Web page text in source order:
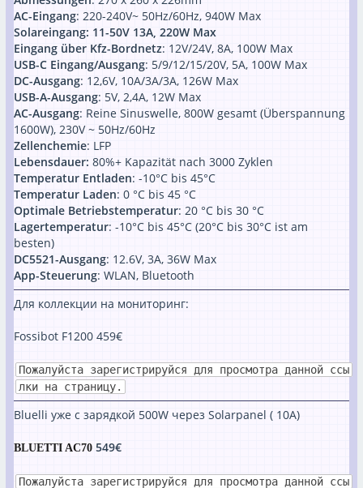
AC-Eingang: 220-240V~ 50Hz/60Hz, 940W Max
Solareingang: 11-50V 13A, 220W Max
Eingang über Kfz-Bordnetz: 12V/24V, 8A, 100W Max
USB-C Eingang/Ausgang: 5/9/12/15/20V, 5A, 100W Max
DC-Ausgang: 12,6V, 10A/3A/3A, 126W Max
USB-A-Ausgang: 5V, 2,4A, 12W Max
AC-Ausgang: Reine Sinuswelle, 800W gesamt (Überspannung
1600W), 230V ~ 50Hz/60Hz
Zellenchemie: LFP
Lebensdauer: 80%+ Kapazität nach 3000 Zyklen
Temperatur Entladen: -10°C bis 45°C
Temperatur Laden: 0 °C bis 45 °C
Optimale Betriebstemperatur: 20 °C bis 30 °C
Lagertemperatur: -10°C bis 45°C (20°C bis 30°C ist am
besten)
DC5521-Ausgang: 12.6V, 3A, 36W Max
App-Steuerung: WLAN, Bluetooth
Для коллекции на мониторинг:
Fossibot F1200 459€
Пожалуйста зарегистрируйся для просмотра данной ссы
лки на страницу.
Bluelli уже с зарядкой 500W через Solarpanel ( 10A)
BLUETTI AC70 549€
Пожалуйста зарегистрируйся для просмотра данной ссы